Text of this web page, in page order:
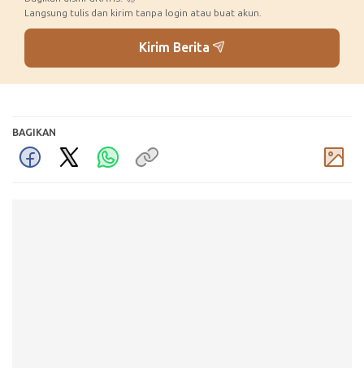
Langsung tulis dan kirim tanpa login atau buat akun.
Kirim Berita
BAGIKAN